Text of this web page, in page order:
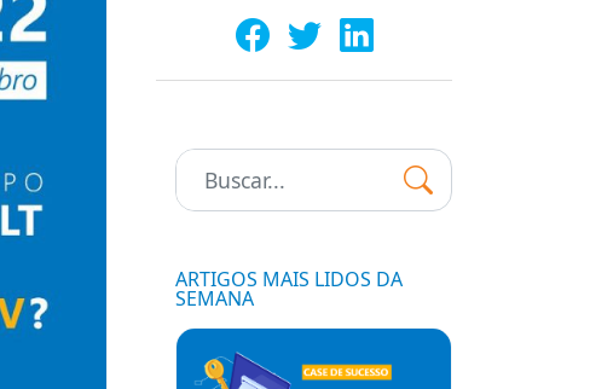
Pesquisar:
ARTIGOS MAIS LIDOS DA
SEMANA